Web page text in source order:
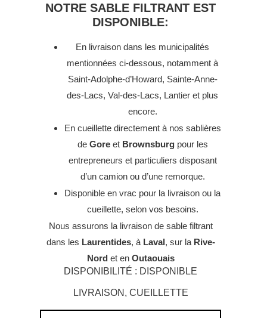
NOTRE SABLE FILTRANT EST
DISPONIBLE:
En livraison dans les municipalités
mentionnées ci-dessous, notamment à
Saint-Adolphe-d’Howard, Sainte-Anne-
des-Lacs, Val-des-Lacs, Lantier et plus
encore.
En cueillette directement à nos sablières
de Gore et Brownsburgpour les
entrepreneurs et particuliers disposant
d’un camion ou d’une remorque.
Disponible en vrac pour la livraison ou la
cueillette, selon vos besoins.
Nous assurons la livraison de sable filtrant
dans les Laurentides, à Laval, sur la Rive-
Nord et en Outaouais
DISPONIBILITÉ : DISPONIBLE
LIVRAISON, CUEILLETTE